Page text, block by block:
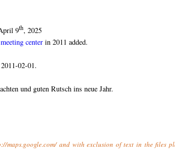
9th, 2025
center in 2011 added.
02-01.
und guten Rutsch ins neue Jahr.
and with exclusion of text in the files